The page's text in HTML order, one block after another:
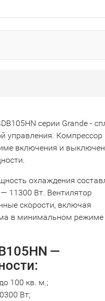
серии Grande -
управления. Компрессор
включения и
охлаждения
11300 Вт. Вентилятор
скорости, включая
в минимальном режиме
—
100 кв. м.;
Вт;